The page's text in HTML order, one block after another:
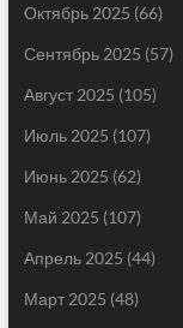
Октябрь 2025 (66)
Сентябрь 2025 (57)
Август 2025 (105)
Июль 2025 (107)
Июнь 2025 (62)
Май 2025 (107)
Апрель 2025 (44)
Март 2025 (48)